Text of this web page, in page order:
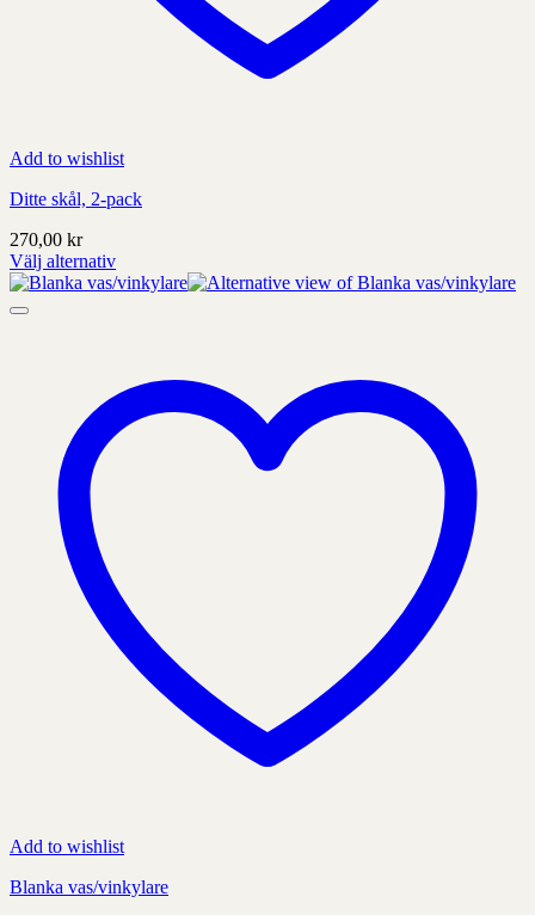
Add to wishlist
Ditte skål, 2-pack
270,00 kr
Välj alternativ
Denna
produkt
produktens
Add to wishlist
Blanka vas/vinkylare